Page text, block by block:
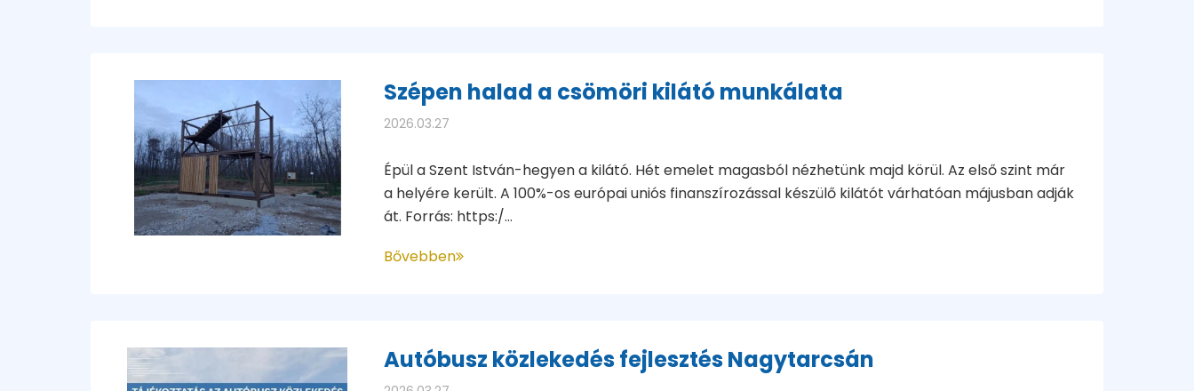
Szépen halad a csömöri kilátó munkálata
2026.03.27
Épül a Szent István-hegyen a kilátó. Hét emelet magasból nézhetünk majd körül. Az első szint már
a helyére került. A 100%-os európai uniós finanszírozással készülő kilátót várhatóan májusban adják
át. Forrás: https:/...
Bővebben
Autóbusz közlekedés fejlesztés Nagytarcsán